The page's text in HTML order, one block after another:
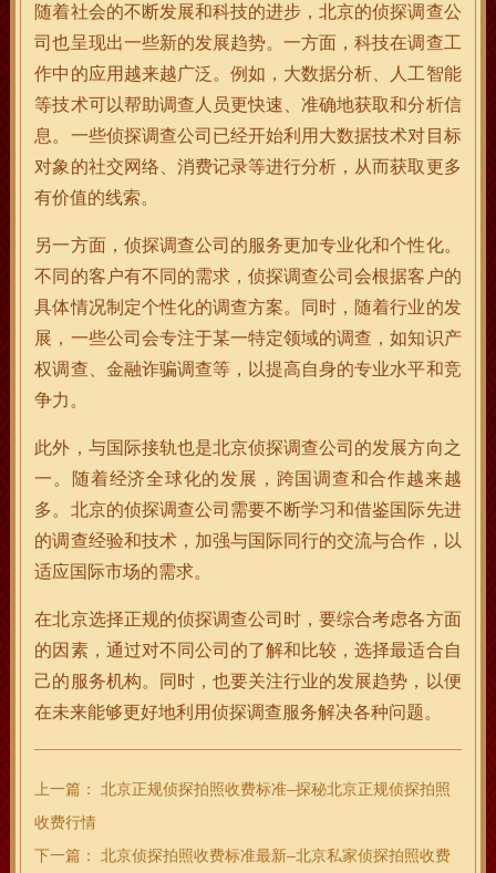
随着社会的不断发展和科技的进步，北京的侦探调查公
司也呈现出一些新的发展趋势。一方面，科技在调查工
作中的应用越来越广泛。例如，大数据分析、人工智能
等技术可以帮助调查人员更快速、准确地获取和分析信
息。一些侦探调查公司已经开始利用大数据技术对目标
对象的社交网络、消费记录等进行分析，从而获取更多
有价值的线索。
另一方面，侦探调查公司的服务更加专业化和个性化。
不同的客户有不同的需求，侦探调查公司会根据客户的
具体情况制定个性化的调查方案。同时，随着行业的发
展，一些公司会专注于某一特定领域的调查，如知识产
权调查、金融诈骗调查等，以提高自身的专业水平和竞
争力。
此外，与国际接轨也是北京侦探调查公司的发展方向之
一。随着经济全球化的发展，跨国调查和合作越来越
多。北京的侦探调查公司需要不断学习和借鉴国际先进
的调查经验和技术，加强与国际同行的交流与合作，以
适应国际市场的需求。
在北京选择正规的侦探调查公司时，要综合考虑各方面
的因素，通过对不同公司的了解和比较，选择最适合自
己的服务机构。同时，也要关注行业的发展趋势，以便
在未来能够更好地利用侦探调查服务解决各种问题。
上一篇：
北京正规侦探拍照收费标准–探秘北京正规侦探拍照
收费行情
下一篇：
北京侦探拍照收费标准最新–北京私家侦探拍照收费